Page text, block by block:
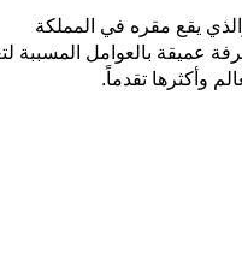
يقع مقره في المملكة
عميقة بالعوامل المسببة
وأكثرها تقدماً.